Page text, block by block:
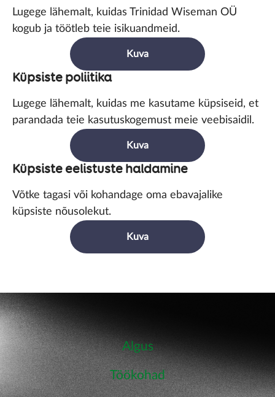
Lugege lähemalt, kuidas Trinidad Wiseman OÜ
kogub ja töötleb teie isikuandmeid.
Kuva
Küpsiste poliitika
Lugege lähemalt, kuidas me kasutame küpsiseid, et
parandada teie kasutuskogemust meie veebisaidil.
Kuva
Küpsiste eelistuste haldamine
Võtke tagasi või kohandage oma ebavajalike
küpsiste nõusolekut.
Kuva
Algus
Töökohad